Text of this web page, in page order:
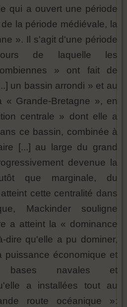
qui a ouvert une période
la période médiévale, la
». Il s'agit d'une période
de laquelle les
» ont fait de
un bassin arrondi » et au
« Grande-Bretagne », en
centrale » dont elle a
ce bassin, combinée à
[...] au large du grand
devenue la
que marginale, du
cette centralité dans
Mackinder souligne
a atteint la « dominance
dire qu'elle a pu dominer,
puissance économique et
bases navales et
a installées tout au
route océanique »: